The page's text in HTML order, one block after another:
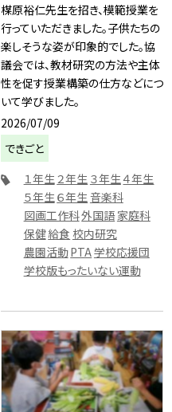
楳原裕仁先生を招き、模範授業を
行っていただきました。子供たちの
楽しそうな姿が印象的でした。協
議会では、教材研究の方法や主体
性を促す授業構築の仕方などにつ
いて学びました。
2026/07/09
できごと
１年生２年生 ３年生４年生
５年生６年生音楽科
図画工作科外国語家庭科
保健給食 校内研究
農園活動PTA学校応援団
学校版もったいない運動